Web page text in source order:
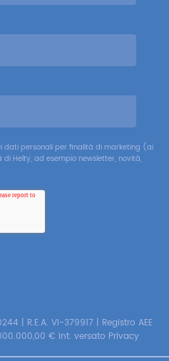
dati personali per finalità di marketing (ai
Helty, ad esempio newsletter, novità,
| R.E.A. VI-379917 | Registro AEE
€ int. versato Privacy